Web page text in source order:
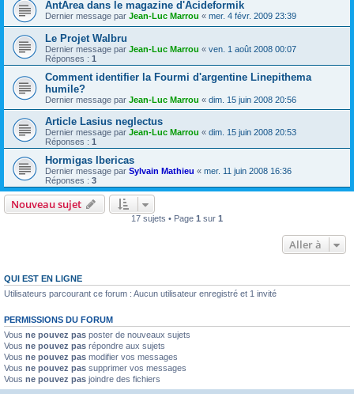
AntArea dans le magazine d'Acideformik
Dernier message par Jean-Luc Marrou « mer. 4 févr. 2009 23:39
Le Projet Walbru
Dernier message par Jean-Luc Marrou « ven. 1 août 2008 00:07
Réponses : 1
Comment identifier la Fourmi d'argentine Linepithema
humile?
Dernier message par Jean-Luc Marrou « dim. 15 juin 2008 20:56
Article Lasius neglectus
Dernier message par Jean-Luc Marrou « dim. 15 juin 2008 20:53
Réponses : 1
Hormigas Ibericas
Dernier message par Sylvain Mathieu « mer. 11 juin 2008 16:36
Réponses : 3
Nouveau sujet
17 sujets • Page 1 sur 1
Aller à
QUI EST EN LIGNE
Utilisateurs parcourant ce forum : Aucun utilisateur enregistré et 1 invité
PERMISSIONS DU FORUM
Vous ne pouvez pas poster de nouveaux sujets
Vous ne pouvez pas répondre aux sujets
Vous ne pouvez pas modifier vos messages
Vous ne pouvez pas supprimer vos messages
Vous ne pouvez pas joindre des fichiers